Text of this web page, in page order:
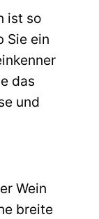
ist so
Sie ein
das
und
Wein
breite